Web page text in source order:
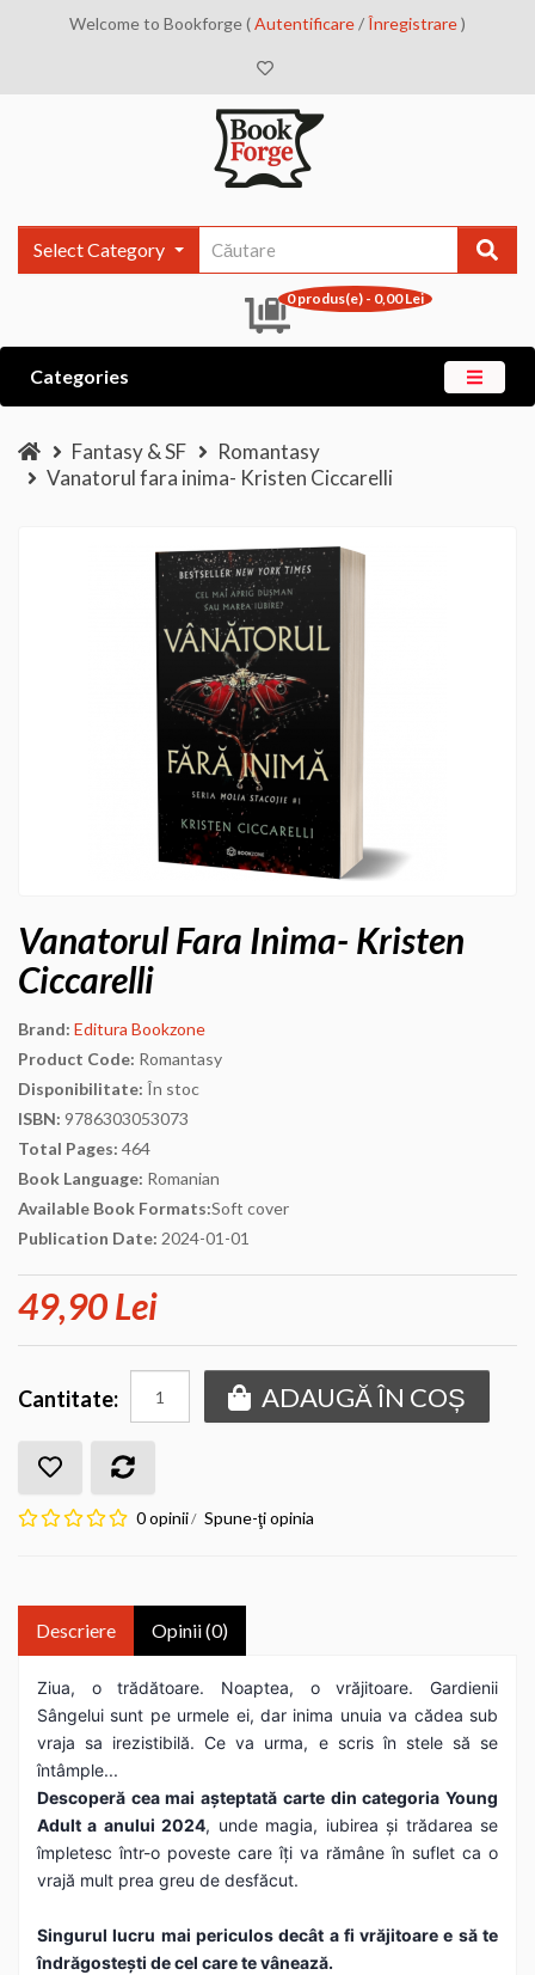
Welcome to Bookforge (Autentificare/Înregistrare)
Select Category
0 produs(e) - 0,00 Lei
Categories
Fantasy & SF
Romantasy
Vanatorul fara inima- Kristen Ciccarelli
Vanatorul Fara Inima- Kristen
Ciccarelli
Brand: Editura Bookzone
Product Code: Romantasy
Disponibilitate: În stoc
ISBN: 9786303053073
Total Pages: 464
Book Language: Romanian
Available Book Formats:Soft cover
Publication Date: 2024-01-01
49,90 Lei
Cantitate: ADAUGĂ ÎN COȘ
0 opinii/ Spune-ţi opinia
Descriere Opinii (0)
Ziua, o trădătoare. Noaptea, o vrăjitoare. Gardienii
Sângelui sunt pe urmele ei, dar inima unuia va cădea sub
vraja sa irezistibilă. Ce va urma, e scris în stele să se
întâmple...
Descoperă cea mai așteptată carte din categoria Young
Adult a anului 2024, unde magia, iubirea și trădarea se
împletesc într-o poveste care îți va rămâne în suflet ca o
vrajă mult prea greu de desfăcut.
Singurul lucru mai periculos decât a fi vrăjitoare e să te
îndrăgostești de cel care te vânează.